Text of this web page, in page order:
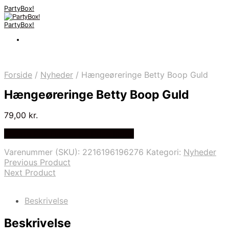
PartyBox!
PartyBox!
Forside / Nyheder / Hængeøreringe Betty Boop Guld
Hængeøreringe Betty Boop Guld
79,00 kr.
Varenummer (SKU): 2216196196276 Kategori: Nyheder
Previous Product
Next Product
Beskrivelse
Beskrivelse